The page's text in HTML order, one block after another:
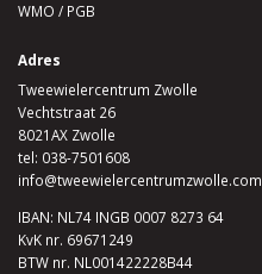
WMO / PGB
Adres
Tweewielercentrum Zwolle
Vechtstraat 26
8021AX Zwolle
tel: 038-7501608
info@tweewielercentrumzwolle.com
IBAN: NL74 INGB 0007 8273 64
KvK nr. 69671249
BTW nr. NL001422228B44